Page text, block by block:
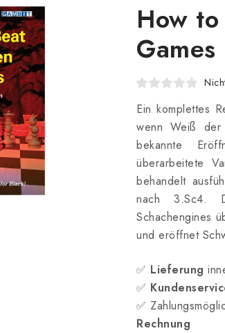
How
Games
Ein komplettes
wenn Weiß der
bekannte
überarbeitete
behandelt
nach 3.Sc4.
Schachengines
und eröffnet
✅ Lieferung
✅
✅
Rechnung